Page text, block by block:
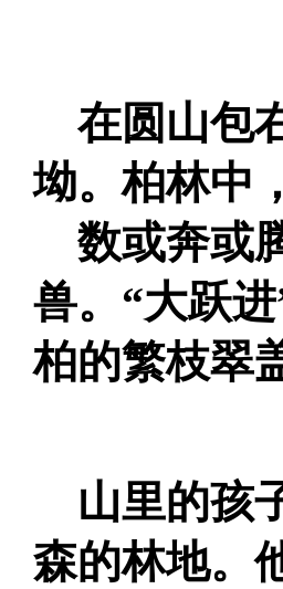
在圆山包
坳。柏林中
数或奔或
兽。“大跃
柏的繁枝翠
山里的孩
森的林地。